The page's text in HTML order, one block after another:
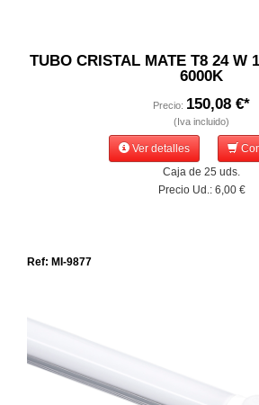
TUBO CRISTAL MATE T8 24 W
6000K
Precio: 150,08 €*
(Iva incluido)
Ver detalles
Caja de 25 uds.
Precio Ud.: 6,00 €
Ref: MI-9877